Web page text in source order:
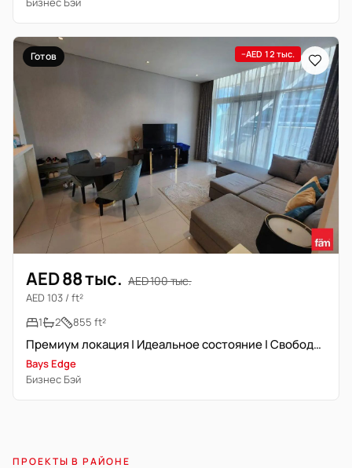
Готов −AED 12 тыс.
AED 88 тыс. AED 100 тыс.
AED 103 / ft²
1
2 855 ft²
Премиум локация | Идеальное состояние | Свободна сейчас
Bays Edge
Бизнес Бэй
ПРОЕКТЫ В РАЙОНЕ